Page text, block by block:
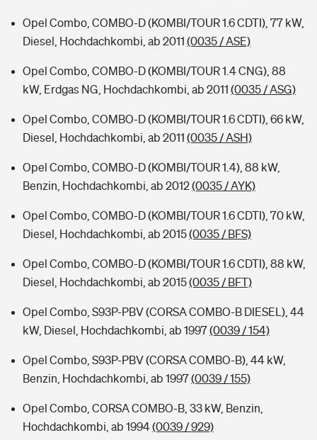
Opel Combo, COMBO-D (KOMBI/TOUR 1.6 CDTI), 77 kW,
Diesel, Hochdachkombi, ab 2011 (0035 / ASE)
Opel Combo, COMBO-D (KOMBI/TOUR 1.4 CNG), 88
kW, Erdgas NG, Hochdachkombi, ab 2011 (0035 / ASG)
Opel Combo, COMBO-D (KOMBI/TOUR 1.6 CDTI), 66 kW,
Diesel, Hochdachkombi, ab 2011 (0035 / ASH)
Opel Combo, COMBO-D (KOMBI/TOUR 1.4), 88 kW,
Benzin, Hochdachkombi, ab 2012(0035 / AYK)
Opel Combo, COMBO-D (KOMBI/TOUR 1.6 CDTI), 70 kW,
Diesel, Hochdachkombi, ab 2015(0035 / BFS)
Opel Combo, COMBO-D (KOMBI/TOUR 1.6 CDTI), 88 kW,
Diesel, Hochdachkombi, ab 2015(0035 / BFT)
Opel Combo, S93P-PBV (CORSA COMBO-B DIESEL), 44
kW, Diesel, Hochdachkombi, ab 1997(0039 / 154)
Opel Combo, S93P-PBV (CORSA COMBO-B), 44 kW,
Benzin, Hochdachkombi, ab 1997(0039 / 155)
Opel Combo, CORSA COMBO-B, 33 kW, Benzin,
Hochdachkombi, ab 1994(0039 / 929)